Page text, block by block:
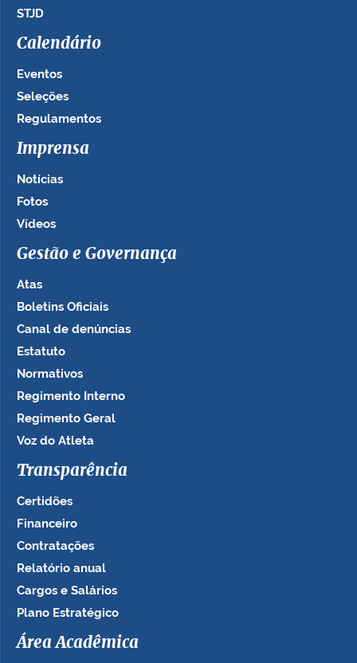
STJD
Calendário
Eventos
Seleções
Regulamentos
Imprensa
Notícias
Fotos
Vídeos
Gestão e Governança
Atas
Boletins Oficiais
Canal de denúncias
Estatuto
Normativos
Regimento Interno
Regimento Geral
Voz do Atleta
Transparência
Certidões
Financeiro
Contratações
Relatório anual
Cargos e Salários
Plano Estratégico
Área Acadêmica